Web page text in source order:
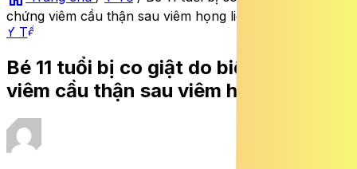
chứng viêm cầu thận sau viêm họng liên cầu
Y Tế
Bé 11 tuổi bị co giật do biến chứng
viêm cầu thận sau viêm họng liên cầu